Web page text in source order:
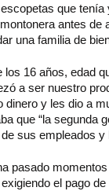
que tenía
antes de
una familia de
los 16 años, edad
a ser nuestro
dinero y les dio a
que “la segunda
sus empleados
pasado
el pago